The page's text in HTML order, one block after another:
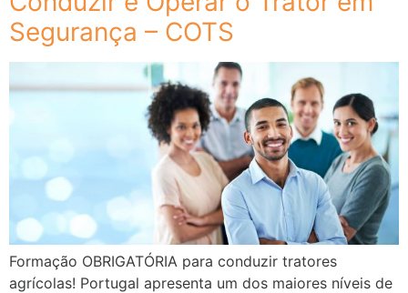
Segurança – COTS
Formação OBRIGATÓRIA para conduzir tratores
agrícolas! Portugal apresenta um dos maiores níveis de